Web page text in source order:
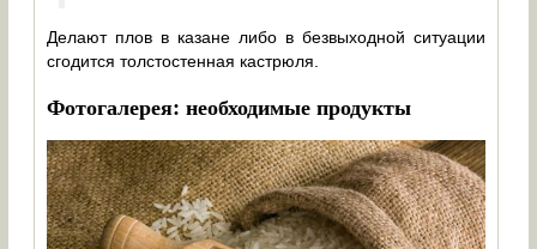
Делают плов в казане либо в безвыходной ситуации
сгодится толстостенная кастрюля.
Фотогалерея: необходимые продукты